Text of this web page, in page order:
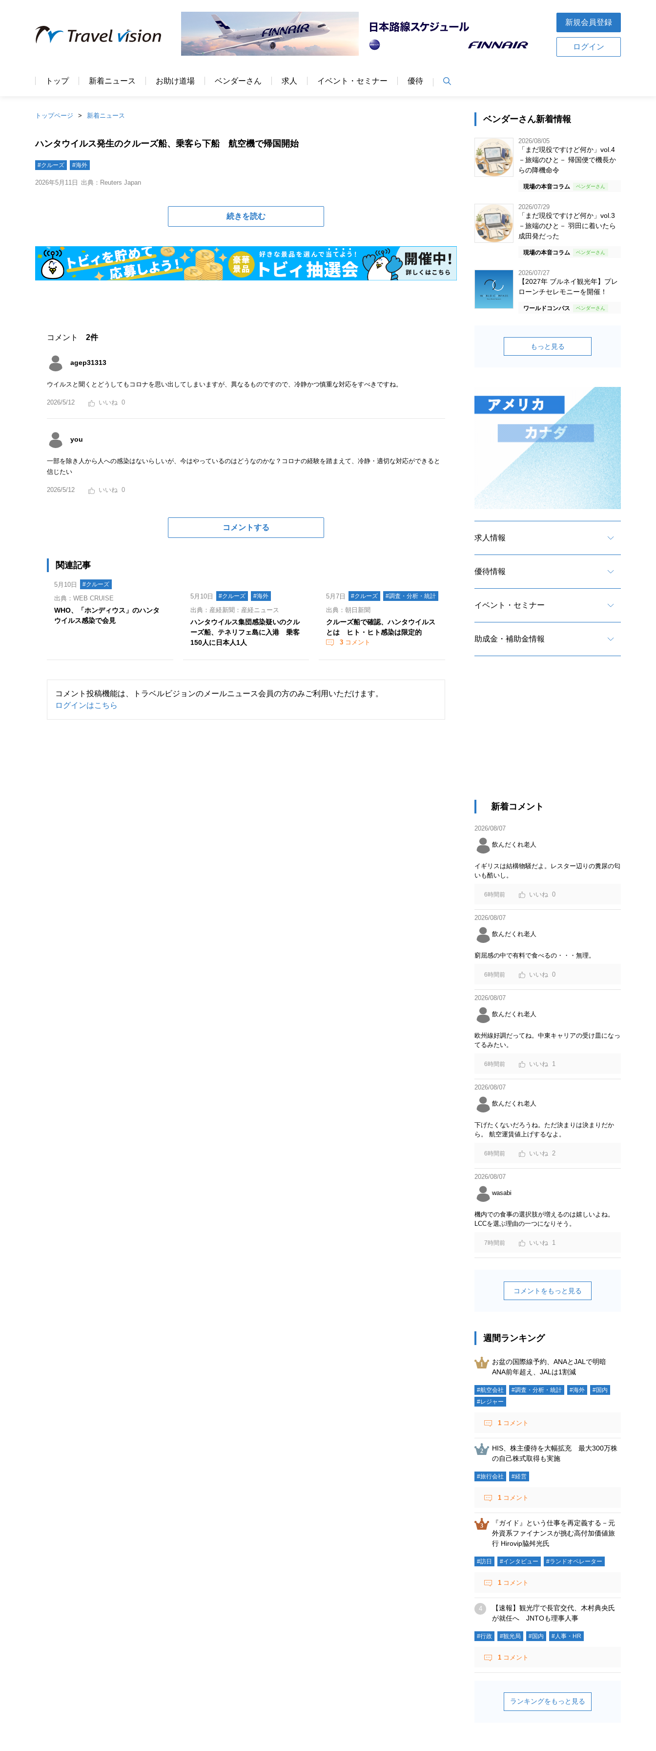
新規会員登録
ログイン
トップ 新着ニュース お助け道場 ベンダーさん 求人 イベント・セミナー 優待
トップページ 新着ニュース
ハンタウイルス発生のクルーズ船、乗客ら下船 航空機で帰国開始
#クルーズ #海外
2026年5月11日 出典：Reuters Japan
続きを読む
コメント 2件
agep31313
ウイルスと聞くとどうしてもコロナを思い出してしまいますが、異なるものですので、冷静かつ慎重な対応をすべきですね。
2026/5/12 0
you
一部を除き人から人への感染はないらしいが、今はやっているのはどうなのかな？コロナの経験を踏まえて、冷静・適切な対応ができると
信じたい
2026/5/12 0
コメントする
関連記事
5月10日 #クルーズ
出典：WEB CRUISE
WHO、「ホンディウス」のハンタ
ウイルス感染で会見
5月10日 #クルーズ #海外
出典：産経新聞：産経ニュース
ハンタウイルス集団感染疑いのクル
ーズ船、テネリフェ島に入港 乗客
150人に日本人1人
5月7日 #クルーズ #調査・分析・統計
出典：朝日新聞
クルーズ船で確認、ハンタウイルス
とは ヒト・ヒト感染は限定的
3 コメント
コメント投稿機能は、トラベルビジョンのメールニュース会員の方のみご利用いただけます。
ログインはこちら
ベンダーさん新着情報
2026/08/05
「まだ現役ですけど何か」vol.4
－旅端のひと－ 帰国便で機長か
らの降機命令
現場の本音コラム
2026/07/29
「まだ現役ですけど何か」vol.3
－旅端のひと－ 羽田に着いたら
成田発だった
現場の本音コラム
2026/07/27
【2027年 ブルネイ観光年】プレ
ローンチセレモニーを開催！
ワールドコンパス
もっと見る
求人情報
優待情報
イベント・セミナー
助成金・補助金情報
新着コメント
2026/08/07
飲んだくれ老人
イギリスは結構物騒だよ。レスター辺りの糞尿の匂
いも酷いし。
6時間前 0
2026/08/07
飲んだくれ老人
窮屈感の中で有料で食べるの・・・無理。
6時間前 0
2026/08/07
飲んだくれ老人
欧州線好調だってね。中東キャリアの受け皿になっ
てるみたい。
6時間前 1
2026/08/07
飲んだくれ老人
下げたくないだろうね。ただ決まりは決まりだか
ら。 航空運賃値上げするなよ。
6時間前 2
2026/08/07
wasabi
機内での食事の選択肢が増えるのは嬉しいよね。
LCCを選ぶ理由の一つになりそう。
7時間前 1
コメントをもっと見る
週間ランキング
お盆の国際線予約、ANAとJALで明暗
ANA前年超え、JALは1割減
#航空会社 #調査・分析・統計 #海外
#国内
#レジャー
1 コメント
HIS、株主優待を大幅拡充 最大300万株
の自己株式取得も実施
#旅行会社 #経営
1 コメント
『ガイド』という仕事を再定義する－元
外資系ファイナンスが挑む高付加価値旅
行 Hirovip脇舛光氏
#訪日 #インタビュー #ランドオペレーター
1 コメント
【速報】観光庁で長官交代、木村典央氏
が就任へ JNTOも理事人事
#行政 #観光局 #国内 #人事・HR
1 コメント